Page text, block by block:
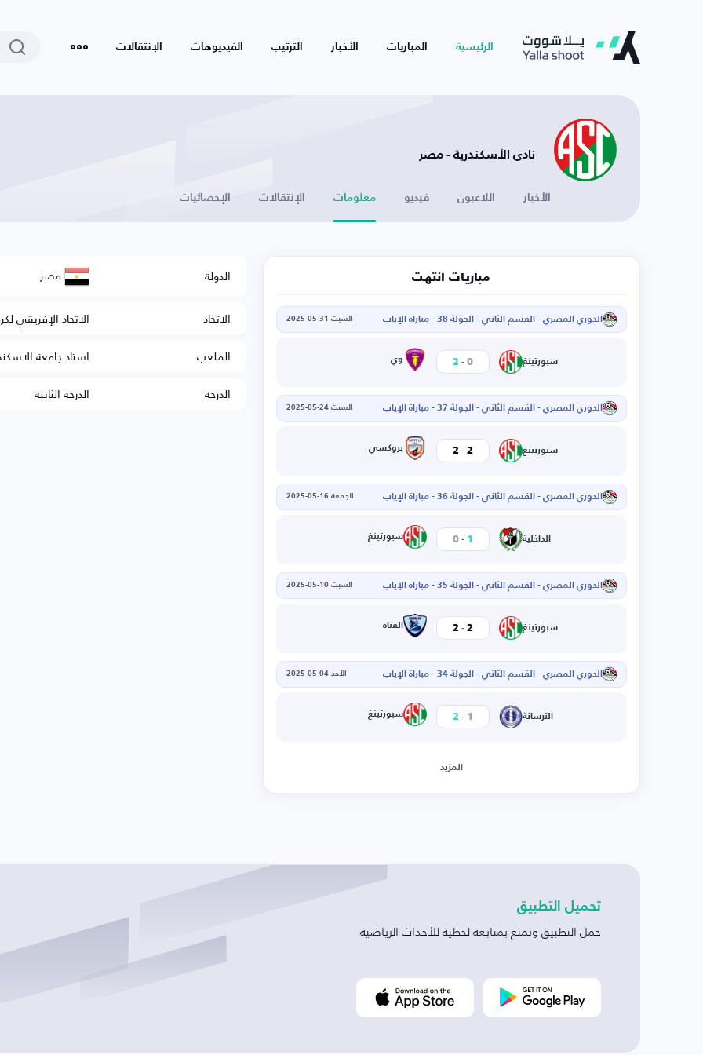
الرئيسية المباريات الأخبار الترتيب الفيديوهات الإنتقالات
نادى الأسكندرية - مصر
الأخبار اللاعبون فيديو معلومات الإنتقالات الإحصائيات
مباريات انتهت
الدوري المصري - القسم الثاني - الجولة 38 - مباراة الإياب السبت 31-05-2025
سبورتينغ 0
-
2 وي
الدوري المصري - القسم الثاني - الجولة 37 - مباراة الإياب السبت 24-05-2025
سبورتينغ 2
-
2 بروكسي
الدوري المصري - القسم الثاني - الجولة 36 - مباراة الإياب الجمعة 16-05-2025
الداخلية 1
-
0 سبورتينغ
الدوري المصري - القسم الثاني - الجولة 35 - مباراة الإياب السبت 10-05-2025
سبورتينغ 2
-
2 القناة
الدوري المصري - القسم الثاني - الجولة 34 - مباراة الإياب الأحد 04-05-2025
الترسانة 1
-
2 سبورتينغ
المزيد
الدولة مصر
الاتحاد
الاتحاد الإفريقي
الملعب
استاد جامعة
الدرجة
الدرجة الثانية
تحميل التطبيق
حمل التطبيق وتمتع بمتابعة لحظية للأحداث الرياضية